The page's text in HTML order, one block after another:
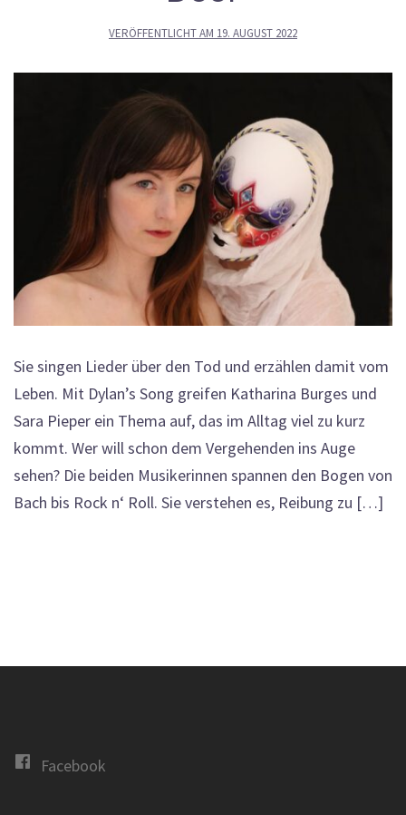
VERÖFFENTLICHT AM 19. AUGUST 2022
Sie singen Lieder über den Tod und erzählen damit vom
Leben. Mit Dylan’s Song greifen Katharina Burges und
Sara Pieper ein Thema auf, das im Alltag viel zu kurz
kommt. Wer will schon dem Vergehenden ins Auge
sehen? Die beiden Musikerinnen spannen den Bogen von
Bach bis Rock n‘ Roll. Sie verstehen es, Reibung zu […]
Facebook